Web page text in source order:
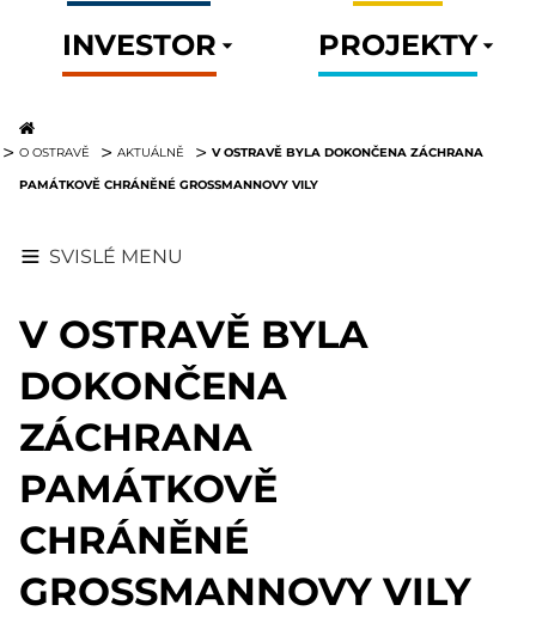
INVESTOR
PROJEKTY
O OSTRAVĚ AKTUÁLNĚ
V OSTRAVĚ BYLA DOKONČENA ZÁCHRANA
PAMÁTKOVĚ CHRÁNĚNÉ GROSSMANNOVY VILY
SVISLÉ MENU
V OSTRAVĚ BYLA
DOKONČENA
ZÁCHRANA
PAMÁTKOVĚ
CHRÁNĚNÉ
GROSSMANNOVY VILY